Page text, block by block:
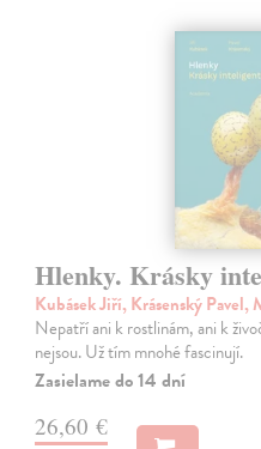
Hlenky. Krásky
Kubásek Jiří, Krásenský Pavel,
Nepatří ani k rostlinám, ani k
nejsou. Už tím mnohé fascinují.
Zasielame do 14 dní
26,60 €